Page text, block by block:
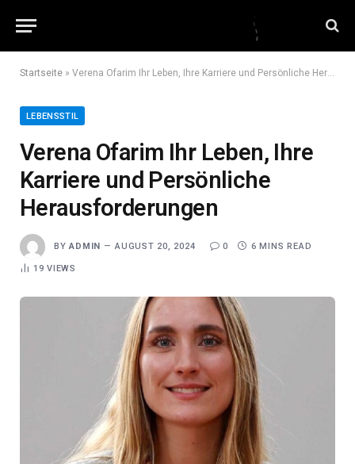
Startseite » Verena Ofarim Ihr Leben, Ihre Karriere und Persönliche Herausforderungen
LEBENSSTIL
Verena Ofarim Ihr Leben, Ihre
Karriere und Persönliche
Herausforderungen
BY ADMIN AUGUST 20, 2024 0 6 MINS READ
19VIEWS